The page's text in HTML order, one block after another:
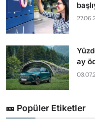
ay
🎫 Popüler Etiketler